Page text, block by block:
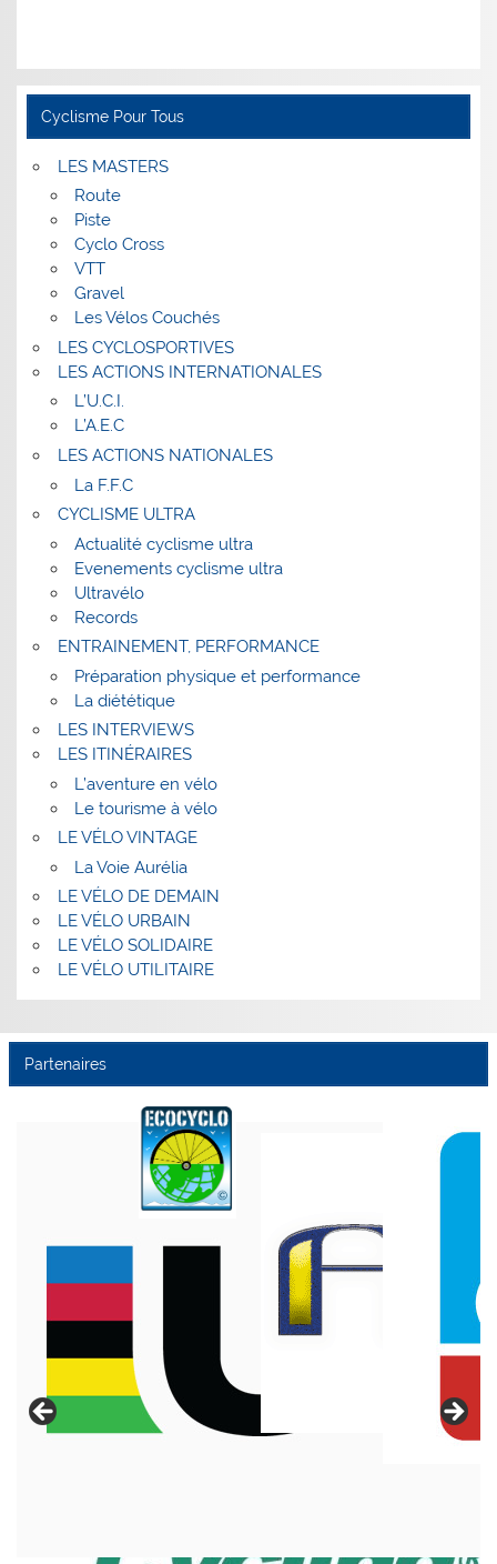
Cyclisme Pour Tous
LES MASTERS
Route
Piste
Cyclo Cross
VTT
Gravel
Les Vélos Couchés
LES CYCLOSPORTIVES
LES ACTIONS INTERNATIONALES
L’U.C.I.
L’A.E.C
LES ACTIONS NATIONALES
La F.F.C
CYCLISME ULTRA
Actualité cyclisme ultra
Evenements cyclisme ultra
Ultravélo
Records
ENTRAINEMENT, PERFORMANCE
Préparation physique et performance
La diététique
LES INTERVIEWS
LES ITINÉRAIRES
L’aventure en vélo
Le tourisme à vélo
LE VÉLO VINTAGE
La Voie Aurélia
LE VÉLO DE DEMAIN
LE VÉLO URBAIN
LE VÉLO SOLIDAIRE
LE VÉLO UTILITAIRE
Partenaires